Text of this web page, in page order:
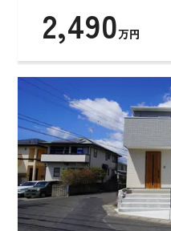
2,490万円